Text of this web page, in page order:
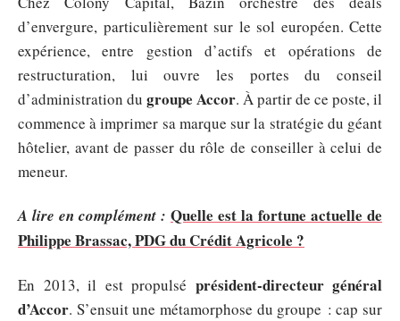
d’envergure, particulièrement sur le sol européen. Cette
expérience, entre gestion d’actifs et opérations de
restructuration, lui ouvre les portes du conseil
d’administration du groupe Accor. À partir de ce poste, il
commence à imprimer sa marque sur la stratégie du géant
hôtelier, avant de passer du rôle de conseiller à celui de
meneur.
A lire en complément : Quelle est la fortune actuelle de
Philippe Brassac, PDG du Crédit Agricole ?
En 2013, il est propulsé président-directeur général
d’Accor. S’ensuit une métamorphose du groupe : cap sur